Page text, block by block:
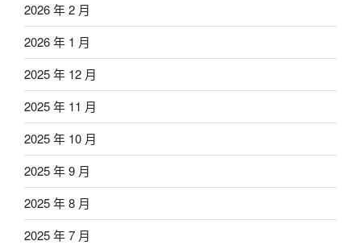
2026 年 2 月
2026 年 1 月
2025 年 12 月
2025 年 11 月
2025 年 10 月
2025 年 9 月
2025 年 8 月
2025 年 7 月